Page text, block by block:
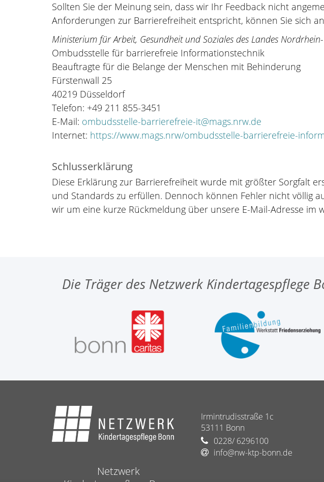
Sollten Sie der Meinung sein, dass wir Ihr Feedback nicht
Anforderungen zur Barrierefreiheit entspricht, können Sie sich
Ministerium für Arbeit, Gesundheit und Soziales des Landes
Ombudsstelle für barrierefreie Informationstechnik
Beauftragte für die Belange der Menschen mit Behinderung
Fürstenwall 25
40219 Düsseldorf
Telefon: +49 211 855-3451
E-Mail: ombudsstelle-barrierefreie-it@mags.nrw.de
Internet: https://www.mags.nrw/ombudsstelle-barrierefreie-
Schlusserklärung
Diese Erklärung zur Barrierefreiheit wurde mit größter Sorgfalt
und Standards zu erfüllen. Dennoch können Fehler nicht völlig
wir um eine kurze Rückmeldung über unsere E-Mail-Adresse
Die Träger des Netzwerk Kindertagespflege
Netzwerk
Irmintrudisstraße 1c
53111 Bonn
0228/ 6296100
info@nw-ktp-bonn.de